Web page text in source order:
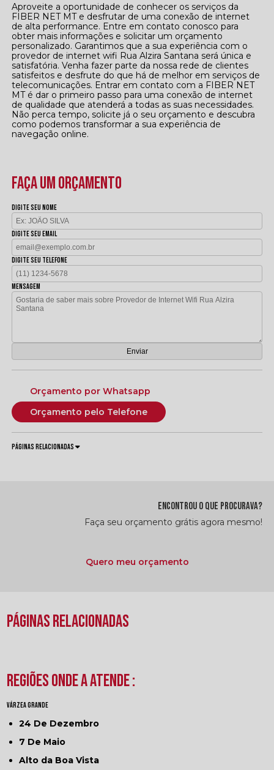
Aproveite a oportunidade de conhecer os serviços da
FIBER NET MT e desfrutar de uma conexão de internet
de alta performance. Entre em contato conosco para
obter mais informações e solicitar um orçamento
personalizado. Garantimos que a sua experiência com o
provedor de internet wifi Rua Alzira Santana será única e
satisfatória. Venha fazer parte da nossa rede de clientes
satisfeitos e desfrute do que há de melhor em serviços de
telecomunicações. Entrar em contato com a FIBER NET
MT é dar o primeiro passo para uma conexão de internet
de qualidade que atenderá a todas as suas necessidades.
Não perca tempo, solicite já o seu orçamento e descubra
como podemos transformar a sua experiência de
navegação online.
FAÇA UM ORÇAMENTO
Digite seu nome
Digite seu email
Digite seu telefone
Mensagem
Orçamento por Whatsapp
Orçamento pelo Telefone
Páginas Relacionadas
ENCONTROU O QUE PROCURAVA?
Faça seu orçamento grátis agora mesmo!
Quero meu orçamento
Páginas Relacionadas
Regiões onde a atende :
Várzea Grande
24 De Dezembro
7 De Maio
Alto da Boa Vista